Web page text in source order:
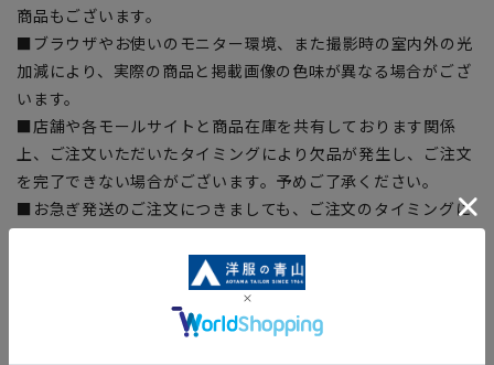
商品もございます。
■ブラウザやお使いのモニター環境、また撮影時の室内外の光
加減により、実際の商品と掲載画像の色味が異なる場合がござ
います。
■店舗や各モールサイトと商品在庫を共有しております関係
上、ご注文いただいたタイミングにより欠品が発生し、ご注文
を完了できない場合がございます。予めご了承ください。
■お急ぎ発送のご注文につきましても、ご注文のタイミングに
よってはお急ぎ発送サービスを選択できない場合がございま